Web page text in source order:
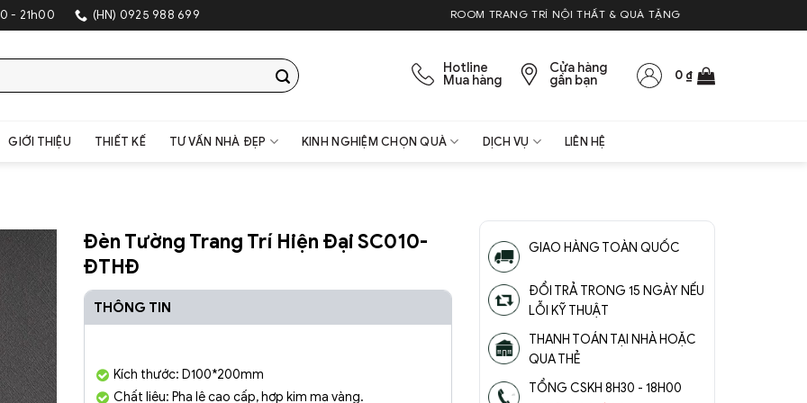
- 21h00 (HN) 0925 988 699 SHOWROOM TRANG TRÍ NỘI THẤT & QUÀ TẶNG
Hotline
Mua hàng
Cửa hàng
gần bạn 0 ₫
GIỚI THIỆU THIẾT KẾ TƯ VẤN NHÀ ĐẸP KINH NGHIỆM CHỌN QUÀ DỊCH VỤ LIÊN HỆ
Đèn Tường Trang Trí Hiện Đại SC010-
ĐTHĐ
THÔNG TIN
Kích thước: D100*200mm
Chất liệu: Pha lê cao cấp, hợp kim mạ vàng.
GIAO HÀNG TOÀN QUỐC
ĐỔI TRẢ TRONG 15 NGÀY NẾU
LỖI KỸ THUẬT
THANH TOÁN TẠI NHÀ HOẶC
QUA THẺ
TỔNG CSKH 8H30 - 18H00